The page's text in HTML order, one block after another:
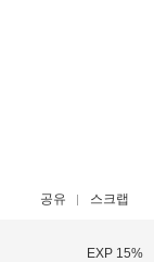
공유 스크랩
EXP 15%